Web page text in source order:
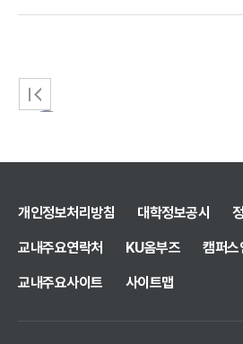
10
개인정보처리방침 대학정보공시
교내주요연락처 KU옴부즈 캠퍼스
교내주요사이트 사이트맵